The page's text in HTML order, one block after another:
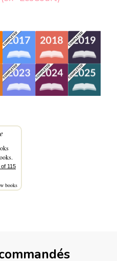
115
books